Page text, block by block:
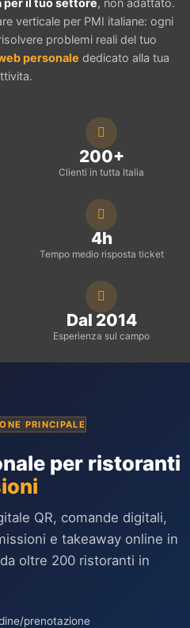
verticale per PMI italiane: ogni
problemi reali del tuo
personale dedicato alla tua
200+
Clienti in tutta Italia
4h
Tempo medio risposta ticket
Dal 2014
Esperienza sul campo
PRINCIPALE
per ristoranti
QR, comande digitali,
e takeaway online in
oltre 200 ristoranti in
prenotazione